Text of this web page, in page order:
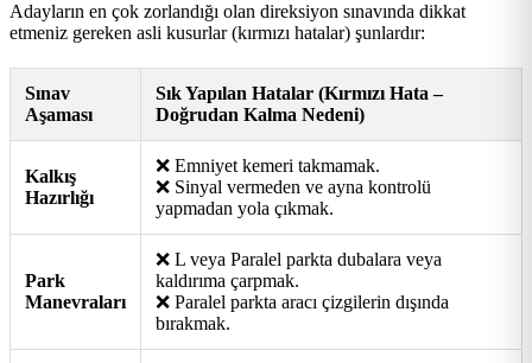
Adayların en çok zorlandığı olan direksiyon sınavında dikkat
etmeniz gereken asli kusurlar (kırmızı hatalar) şunlardır:
Sınav
Aşaması
Sık Yapılan Hatalar (Kırmızı Hata –
Doğrudan Kalma Nedeni)
Kalkış
Hazırlığı
❌ Emniyet kemeri takmamak.
❌ Sinyal vermeden ve ayna kontrolü
yapmadan yola çıkmak.
Park
Manevraları
❌ L veya Paralel parkta dubalara veya
kaldırıma çarpmak.
❌ Paralel parkta aracı çizgilerin dışında
bırakmak.